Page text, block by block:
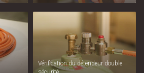
Vérification du détendeur double